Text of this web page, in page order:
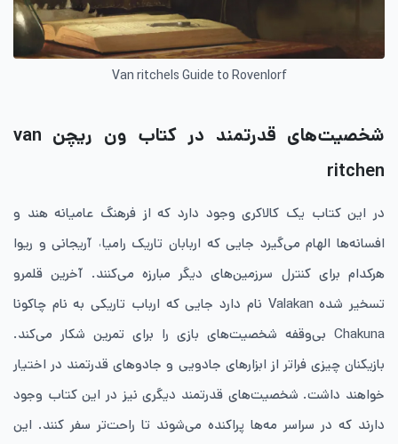
Van ritchels Guide to Rovenlorf
شخصیت‌های قدرتمند در کتاب ون ریچن van
ritchen
در این کتاب یک کالاکری وجود دارد که از فرهنگ عامیانه هند و
افسانه‌ها الهام می‌گیرد جایی که اربابان تاریک رامیا˓ آریجانی و ریوا
هرکدام برای کنترل سرزمین‌های دیگر مبارزه می‌کنند. آخرین قلمرو
تسخیر شده Valakan نام دارد جایی که ارباب تاریکی به نام چاکونا
Chakuna بی‌وقفه شخصیت‌های بازی را برای تمرین شکار می‌کند.
بازیکنان چیزی فراتر از ابزارهای جادویی و جادوهای قدرتمند در اختیار
خواهند داشت. شخصیت‌های قدرتمند دیگری نیز در این کتاب وجود
دارند که در سراسر مه‌ها پراکنده می‌شوند تا راحت‌تر سفر کنند. این